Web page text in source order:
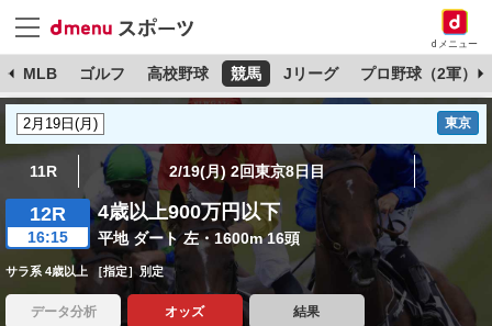
dメニュー
MLB ゴルフ 高校野球 競馬 Jリーグ プロ野球（2軍）
東京
11R 2/19(月) 2回東京8日目
12R
16:15
4歳以上900万円以下
平地 ダート 左・1600m 16頭
サラ系 4歳以上 ［指定］別定
データ分析 オッズ 結果